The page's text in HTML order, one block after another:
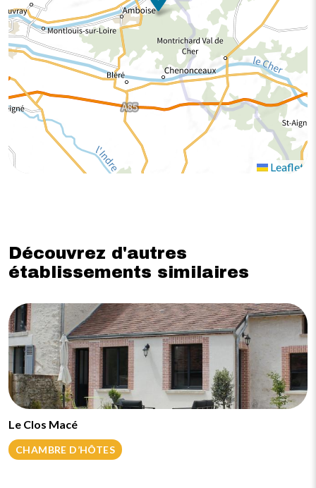
Leaflet
Découvrez d'autres
établissements similaires
Le Clos Macé
CHAMBRE D’HÔTES